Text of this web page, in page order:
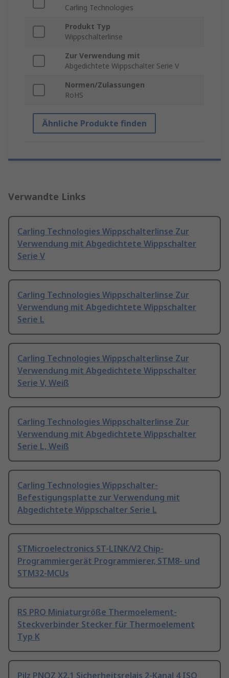
Carling Technologies
Produkt Typ
Wippschalterlinse
Zur Verwendung mit
Abgedichtete Wippschalter Serie V
Normen/Zulassungen
RoHS
Ähnliche Produkte finden
Verwandte Links
Carling Technologies Wippschalterlinse Zur
Verwendung mit Abgedichtete Wippschalter
Serie V
Carling Technologies Wippschalterlinse Zur
Verwendung mit Abgedichtete Wippschalter
Serie L
Carling Technologies Wippschalterlinse Zur
Verwendung mit Abgedichtete Wippschalter
Serie V, Weiß
Carling Technologies Wippschalterlinse Zur
Verwendung mit Abgedichtete Wippschalter
Serie L, Weiß
Carling Technologies Wippschalter-
Befestigungsplatte zur Verwendung mit
Abgedichtete Wippschalter Serie L
STMicroelectronics ST-LINK/V2 Chip-
Programmiergerät Programmierer, STM8- und
STM32-MCUs
RS PRO Miniaturgröße Thermoelement-
Steckverbinder Stecker für Thermoelement
Typ K
Pilz PNOZ X2.1 Sicherheitsrelais 2-Kanal 4 ISO